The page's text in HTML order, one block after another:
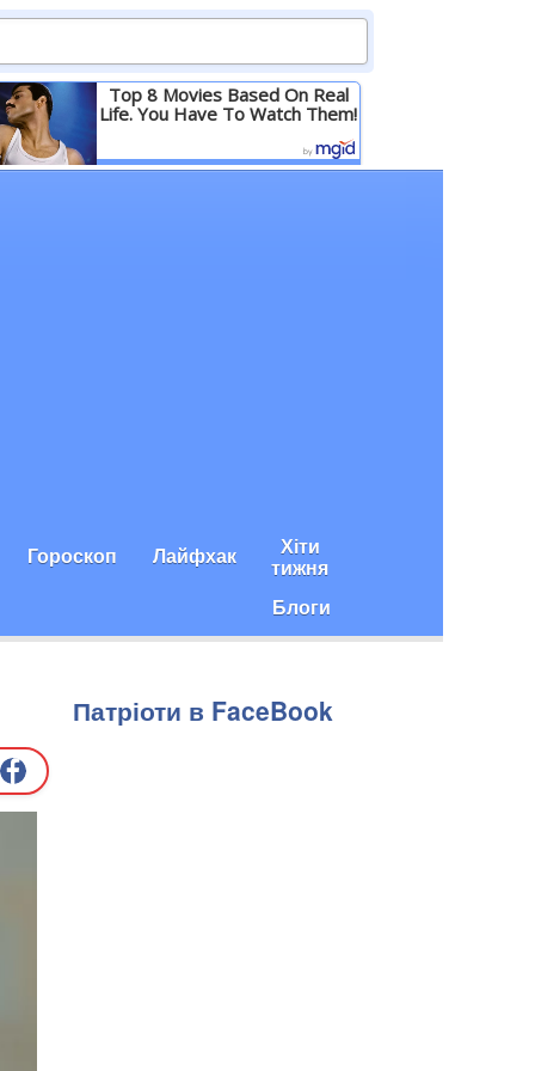
Top 8 Movies Based On Real
Life. You Have To Watch Them!
Детальніше
Гороскоп Лайфхак Хіти
тижня
Блоги
Патріоти в FaceBook